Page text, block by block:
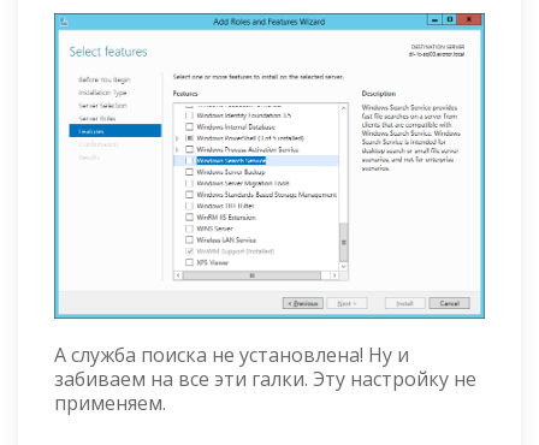
А служба поиска не установлена! Ну и
забиваем на все эти галки. Эту настройку не
применяем.